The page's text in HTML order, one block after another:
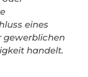
eines
gewerblichen
handelt.